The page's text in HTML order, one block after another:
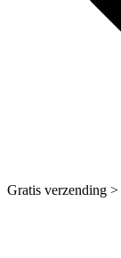
Gratis verzending